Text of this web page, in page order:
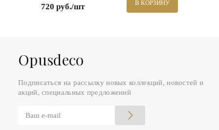
720 руб./шт В КОРЗИНУ
Оpusdeco
Подписаться на рассылку новых коллекций, новостей и
акций, специальных предложений